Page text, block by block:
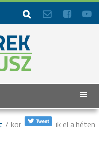
   
/ korábban viszik el a héten